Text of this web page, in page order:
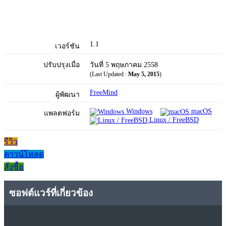
เวอร์ชัน 1.1
ปรับปรุงเมื่อ วันที่ 5 พฤษภาคม 2558
(Last Updated : May 5, 2015)
ผู้พัฒนา FreeMind
แพลตฟอร์ม Windows
macOS
Linux / FreeBSD
รีวิว
ดาวน์โหลด
สั่งซื้อ
ซอฟต์แวร์ที่เกี่ยวข้อง